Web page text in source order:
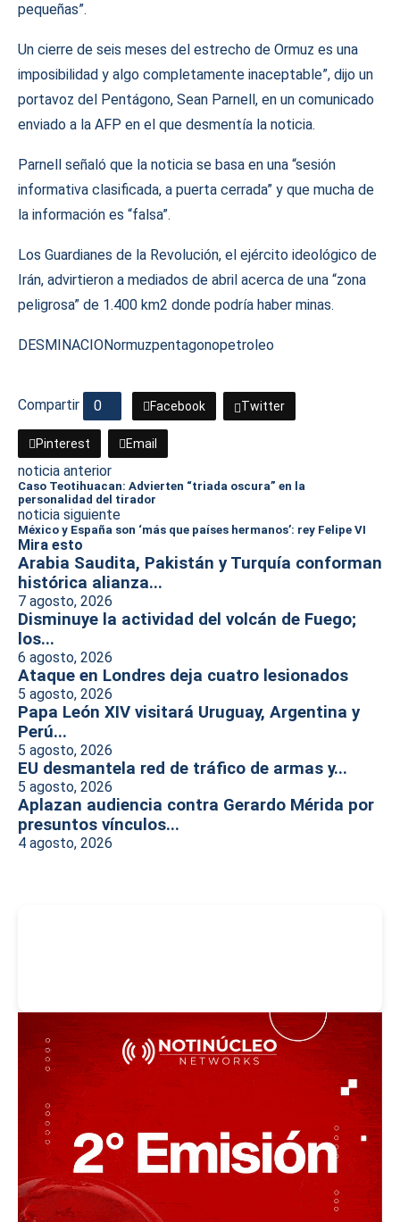
pequeñas”.
Un cierre de seis meses del estrecho de Ormuz es una
imposibilidad y algo completamente inaceptable”, dijo un
portavoz del Pentágono, Sean Parnell, en un comunicado
enviado a la AFP en el que desmentía la noticia.
Parnell señaló que la noticia se basa en una “sesión
informativa clasificada, a puerta cerrada” y que mucha de
la información es “falsa”.
Los Guardianes de la Revolución, el ejército ideológico de
Irán, advirtieron a mediados de abril acerca de una “zona
peligrosa” de 1.400 km2 donde podría haber minas.
DESMINACIONormuzpentagonopetroleo
Compartir 0 Facebook Twitter
Pinterest Email
noticia anterior
Caso Teotihuacan: Advierten “triada oscura” en la
personalidad del tirador
noticia siguiente
México y España son ‘más que países hermanos’: rey Felipe VI
Mira esto
Arabia Saudita, Pakistán y Turquía conforman
histórica alianza...
7 agosto, 2026
Disminuye la actividad del volcán de Fuego;
los...
6 agosto, 2026
Ataque en Londres deja cuatro lesionados
5 agosto, 2026
Papa León XIV visitará Uruguay, Argentina y
Perú...
5 agosto, 2026
EU desmantela red de tráfico de armas y...
5 agosto, 2026
Aplazan audiencia contra Gerardo Mérida por
presuntos vínculos...
4 agosto, 2026